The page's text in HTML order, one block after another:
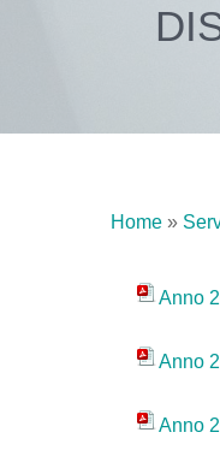
Home »
Anno
Anno
Anno